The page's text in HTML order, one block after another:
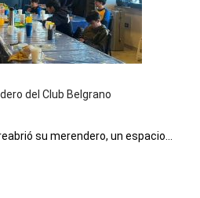
del Club Belgrano
su merendero, un espacio...